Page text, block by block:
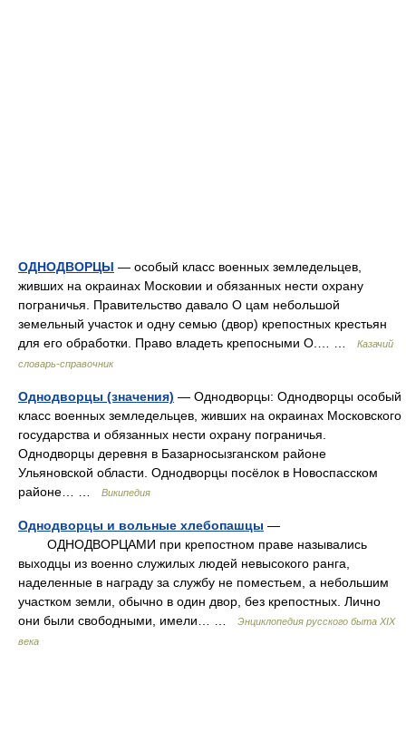
ОДНОДВОРЦЫ — особый класс военных земледельцев,
живших на окраинах Московии и обязанных нести охрану
пограничья. Правительство давало О цам небольшой
земельный участок и одну семью (двор) крепостных крестьян
для его обработки. Право владеть крепосными О.… …
Казачий
словарь-справочник
Однодворцы (значения) — Однодворцы: Однодворцы особый
класс военных земледельцев, живших на окраинах Московского
государства и обязанных нести охрану пограничья.
Однодворцы деревня в Базарносызганском районе
Ульяновской области. Однодворцы посёлок в Новоспасском
районе… …
Википедия
Однодворцы и вольные хлебопашцы —
ОДНОДВОРЦАМИ при крепостном праве назывались
выходцы из военно служилых людей невысокого ранга,
наделенные в награду за службу не поместьем, а небольшим
участком земли, обычно в один двор, без крепостных. Лично
они были свободными, имели… …
Энциклопедия русского быта XIX
века